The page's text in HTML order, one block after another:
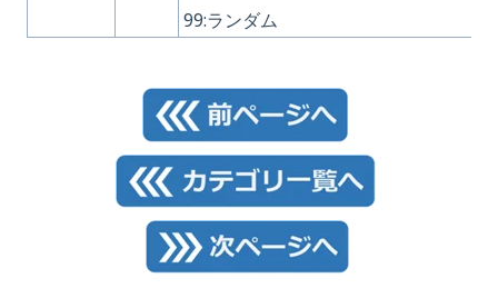
99:ランダム